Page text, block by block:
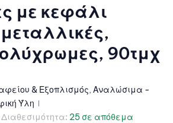
με κεφάλι
90τμχ
& Εξοπλισμός, Αναλώσιμα -
Ύλη
Διαθεσιμότητα: 25 σε απόθεμα